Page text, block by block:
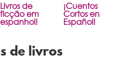
Livros de
ficção em
espanhol!
¡Cuentos
Cortos en
Español!
de livros